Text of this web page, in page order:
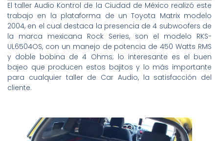
El taller Audio Kontrol de la Ciudad de México realizó este
trabajo en la plataforma de un Toyota Matrix modelo
2004, en el cual destaca la presencia de 4 subwoofers de
la marca mexicana Rock Series, son el modelo RKS-
UL6504OS, con un manejo de potencia de 450 Watts RMS
y doble bobina de 4 Ohms; lo interesante es el buen
bajeo que producen estos bajitos y lo más importante
para cualquier taller de Car Audio, la satisfacción del
cliente.